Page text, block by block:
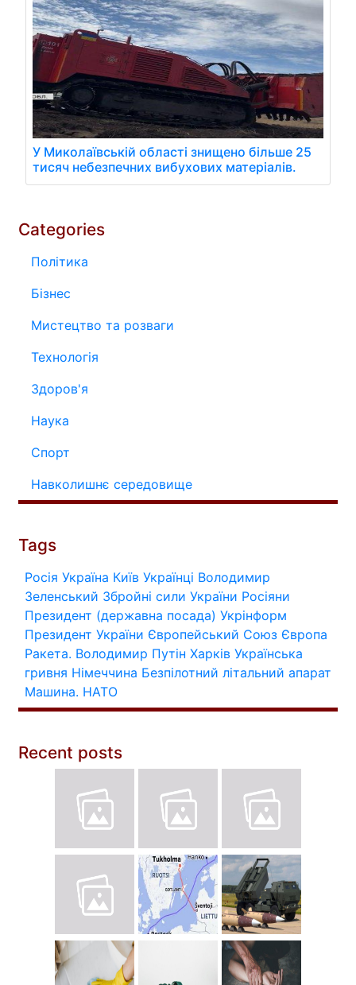
У Миколаївській області знищено більше 25
тисяч небезпечних вибухових матеріалів.
Categories
Політика
Бізнес
Мистецтво та розваги
Технологія
Здоров'я
Наука
Спорт
Навколишнє середовище
Tags
Росія Україна Київ Українці Володимир
Зеленський Збройні сили України Росіяни
Президент (державна посада) Укрінформ
Президент України Європейський Союз Європа
Ракета. Володимир Путін Харків Українська
гривня Німеччина Безпілотний літальний апарат
Машина. НАТО
Recent posts